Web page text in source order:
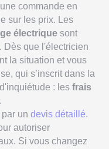
commande en
sur les prix. Les
électrique sont
Dès que l'électricien
la situation et vous
qui s’inscrit dans la
: les frais
un devis détaillé.
autoriser
Si vous changez